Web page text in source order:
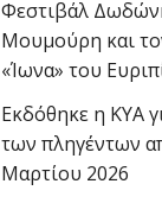
Φεστιβάλ
Μουμούρη και
«Ίωνα» του
Εκδόθηκε η ΚΥΑ
των πληγέντων
Μαρτίου 2026